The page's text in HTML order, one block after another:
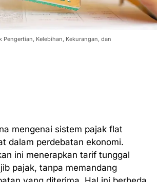
Pengertian, Kelebihan, Kekurangan, dan
mengenai sistem pajak flat
dalam perdebatan ekonomi.
ini menerapkan tarif tunggal
pajak, tanpa memandang